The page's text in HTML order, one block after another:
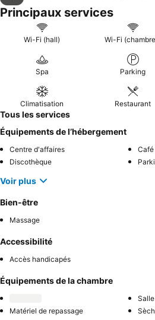
Principaux services
Wi-Fi (hall) Wi-Fi
Spa Parking
Climatisation Restaurant
Tous les services
Équipements de l’hébergement
Centre d'affaires
Café
Discothèque
Voir plus
Bien-être
Massage
Accessibilité
Accès handicapés
Équipements de la chambre
Matériel de repassage